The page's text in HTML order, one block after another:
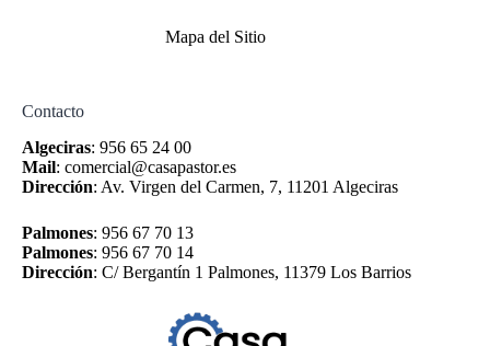
Mapa del Sitio
Contacto
Algeciras: 956 65 24 00
Mail: comercial@casapastor.es
Dirección: Av. Virgen del Carmen, 7, 11201 Algeciras
Palmones: 956 67 70 13
Palmones: 956 67 70 14
Dirección: C/ Bergantín 1 Palmones, 11379 Los Barrios